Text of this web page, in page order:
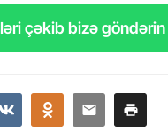
çəkib bizə göndərin